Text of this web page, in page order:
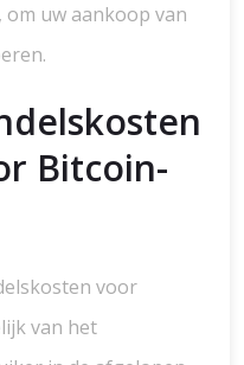
uw aankoop van
Bitcoin-
voor
van het